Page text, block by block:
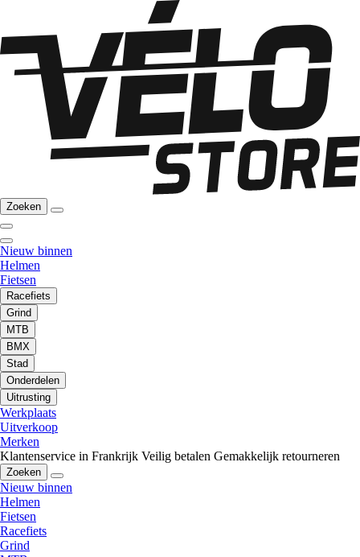
Zoeken
Nieuw binnen
Helmen
Fietsen
Racefiets
Grind
MTB
BMX
Stad
Onderdelen
Uitrusting
Werkplaats
Uitverkoop
Merken
Klantenservice in Frankrijk Veilig betalen Gemakkelijk retourneren
Zoeken
Nieuw binnen
Helmen
Fietsen
Racefiets
Grind